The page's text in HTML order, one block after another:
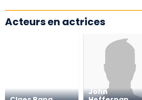
Acteurs en actrices
John